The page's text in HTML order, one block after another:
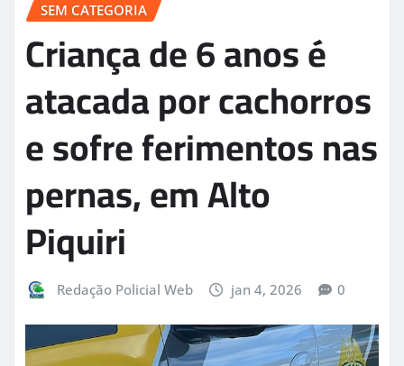
SEM CATEGORIA
Criança de 6 anos é
atacada por cachorros
e sofre ferimentos nas
pernas, em Alto
Piquiri
Redação Policial Web jan 4, 2026 0